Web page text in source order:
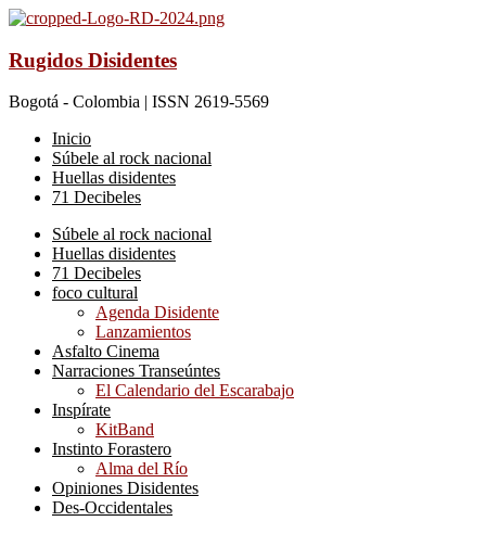
Rugidos Disidentes
Bogotá - Colombia | ISSN 2619-5569
Inicio
Súbele al rock nacional
Huellas disidentes
71 Decibeles
Súbele al rock nacional
Huellas disidentes
71 Decibeles
foco cultural
Agenda Disidente
Lanzamientos
Asfalto Cinema
Narraciones Transeúntes
El Calendario del Escarabajo
Inspírate
KitBand
Instinto Forastero
Alma del Río
Opiniones Disidentes
Des-Occidentales